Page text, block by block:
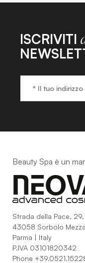
ISCRIVITI
Beauty Spa è un
Strada della Pace, 29,
43058 Sorbolo
Parma | Italy
P.IVA 03101820342
Phone